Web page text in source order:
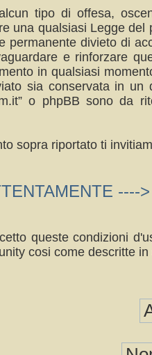
tipo di offesa,
una qualsiasi Legge
permanente divieto di
e rinforzare
in qualsiasi
sia conservata in
o phpBB sono da
sopra riportato ti
----
queste condizioni
cosi come descritte